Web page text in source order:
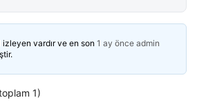
izleyen vardır ve en son 1 ay önce admin
1)